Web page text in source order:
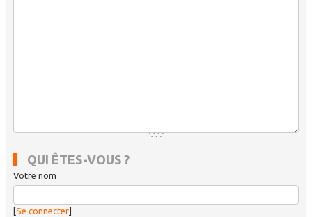
QUI ÊTES-VOUS ?
Votre nom
Se connecter]